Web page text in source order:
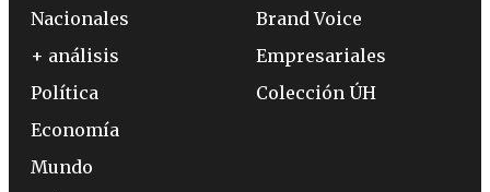
Nacionales
+ análisis
Política
Economía
Mundo
Brand Voice
Empresariales
Colección ÚH